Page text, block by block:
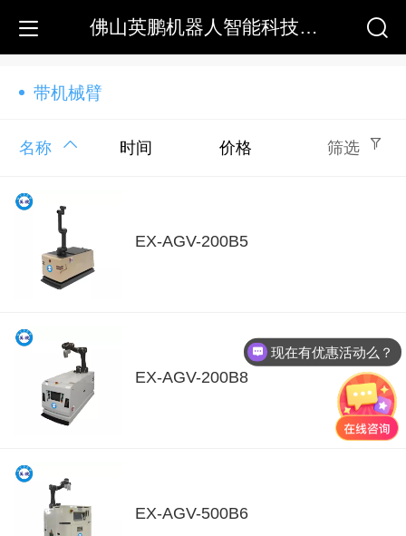
佛山英鹏机器人智能科技有限公司
带机械臂
名称 时间 价格 筛选
EX-AGV-200B5
EX-AGV-200B8
EX-AGV-500B6
现在有优惠活动么？